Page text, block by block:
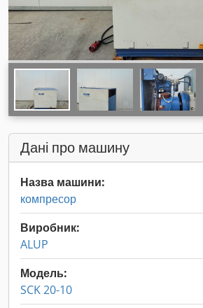
Дані про машину
Назва машини:
компресор
Виробник:
ALUP
Модель:
SCK 20-10